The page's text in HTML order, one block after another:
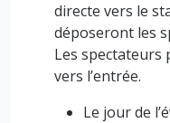
directe vers le
déposeront les
Les
vers l’entrée.
Le jour de